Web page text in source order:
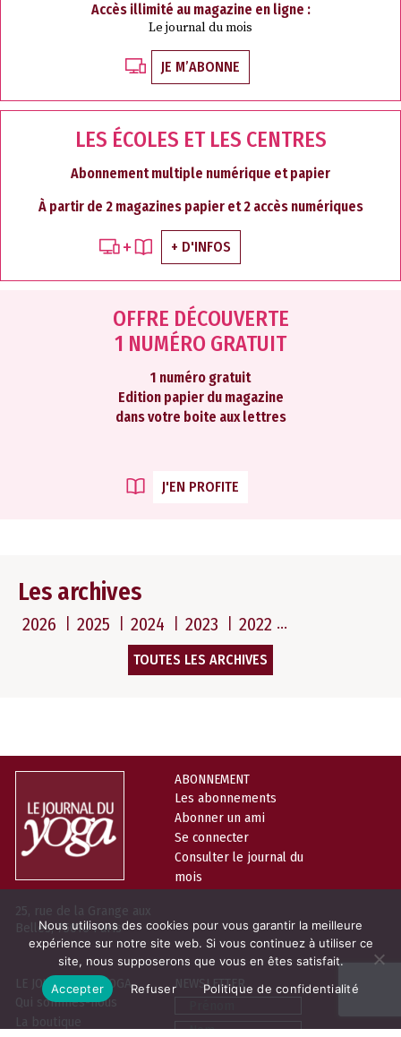
Accès illimité au magazine en ligne :
Le journal du mois
JE M’ABONNE
LES ÉCOLES ET LES CENTRES
Abonnement multiple numérique et papier
À partir de 2 magazines papier et 2 accès numériques
+ D'INFOS
OFFRE DÉCOUVERTE
1 NUMÉRO GRATUIT
1 numéro gratuit
Edition papier du magazine
dans votre boite aux lettres
J'EN PROFITE
Les archives
2026 2025 2024 2023 2022
TOUTES LES ARCHIVES
25, rue de la Grange aux
Belles, 75010 Paris
ABONNEMENT
Les abonnements
Abonner un ami
Se connecter
Consulter le journal du
mois
LE JOURNAL DU YOGA
Qui sommes-nous
La boutique
NEWSLETTER
Prénom
Nom
Nous utilisons des cookies pour vous garantir la meilleure
expérience sur notre site web. Si vous continuez à utiliser ce
site, nous supposerons que vous en êtes satisfait.
Accepter
Refuser Politique de confidentialité